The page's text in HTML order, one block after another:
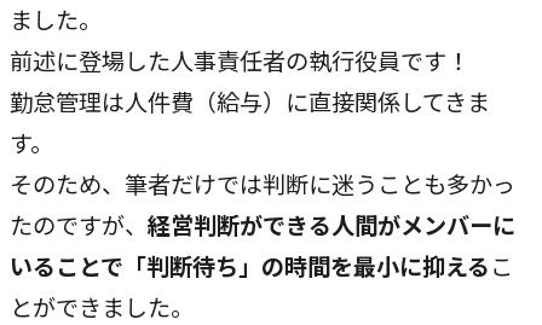
ました。
前述に登場した人事責任者の執行役員です！
勤怠管理は人件費（給与）に直接関係してきま
す。
そのため、筆者だけでは判断に迷うことも多かっ
たのですが、 経営判断ができる人間がメンバーに
いることで「判断待ち」の時間を最小に抑えるこ
とができました。